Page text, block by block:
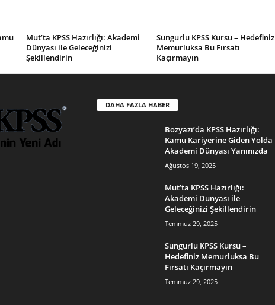
Mut’ta KPSS Hazırlığı: Akademi
Dünyası ile Geleceğinizi
Şekillendirin
Sungurlu KPSS Kursu – Hedefiniz
Memurluksa Bu Fırsatı
Kaçırmayın
DAHA FAZLA HABER
Bozyazı’da KPSS Hazırlığı:
Kamu Kariyerine Giden Yolda
Akademi Dünyası Yanınızda
Ağustos 19, 2025
Mut’ta KPSS Hazırlığı:
Akademi Dünyası ile
Geleceğinizi Şekillendirin
Temmuz 29, 2025
Sungurlu KPSS Kursu –
Hedefiniz Memurluksa Bu
Fırsatı Kaçırmayın
Temmuz 29, 2025